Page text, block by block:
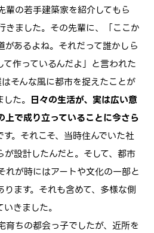
の若手建築家を紹介してもら
きました。その先輩に、「ここか
があるよね。それだって誰かしら
作っているんだよ」と言われた
そんな風に都市を捉えたことが
た。 日々の生活が、実は広い意
上で成り立っていることに今さら
す。それこそ、当時住んでいた社
設計したんだと。そして、都市
れが時にはアートや文化の一部と
ます。それも含めて、多様な側
きました。
育ちの都会っ子でしたが、近所を